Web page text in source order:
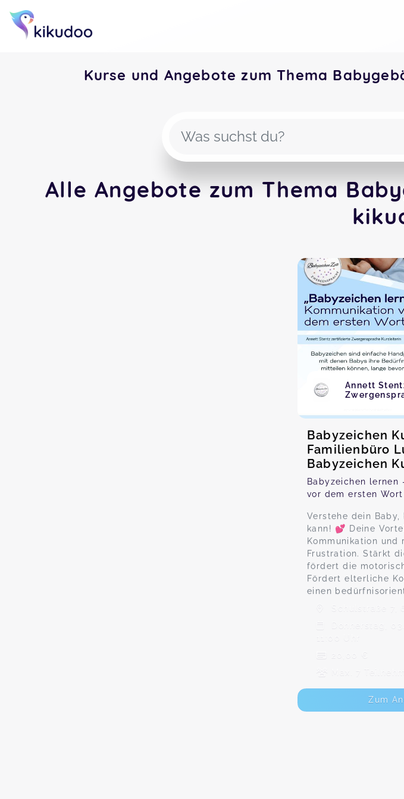
Kurse und Angebote zum Thema
Alle Angebote zum Thema
Annett
Babyzeichen
Familienbüro
Babyzeichen
Babyzeichen lernen
vor dem ersten Wort
Verstehe dein Baby,
kann! 💕 Deine
Kommunikation und
Frustration. Stärkt
fördert die
Fördert elterliche
einen
Schulstraße 7,
Donnerstag,
11:00 Uhr
20,00 €
Max. 7
Zum